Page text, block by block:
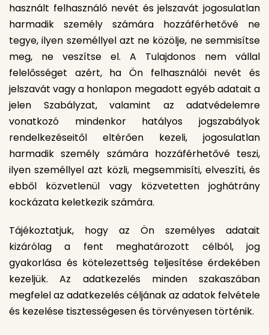
használt felhasználó nevét és jelszavát jogosulatlan
harmadik személy számára hozzáférhetővé ne
tegye, ilyen személlyel azt ne közölje, ne semmisítse
meg, ne veszítse el. A Tulajdonos nem vállal
felelősséget azért, ha Ön felhasználói nevét és
jelszavát vagy a honlapon megadott egyéb adatait a
jelen Szabályzat, valamint az adatvédelemre
vonatkozó mindenkor hatályos jogszabályok
rendelkezéseitől eltérően kezeli, jogosulatlan
harmadik személy számára hozzáférhetővé teszi,
ilyen személlyel azt közli, megsemmisíti, elveszíti, és
ebből közvetlenül vagy közvetetten joghátrány
kockázata keletkezik számára.
Tájékoztatjuk, hogy az Ön személyes adatait
kizárólag a fent meghatározott célból, jog
gyakorlása és kötelezettség teljesítése érdekében
kezeljük. Az adatkezelés minden szakaszában
megfelel az adatkezelés céljának az adatok felvétele
és kezelése tisztességesen és törvényesen történik.